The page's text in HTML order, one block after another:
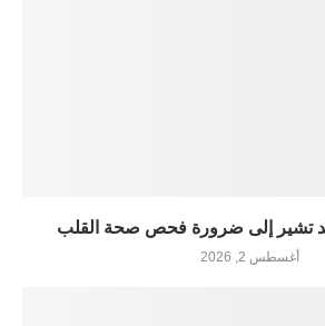
تشير إلى ضرورة فحص صحة القلب
أغسطس 2, 2026